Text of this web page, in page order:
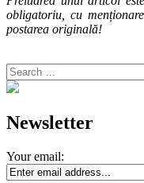
obligatoriu, cu
postarea originală!
Search
for:
Newsletter
Your email: